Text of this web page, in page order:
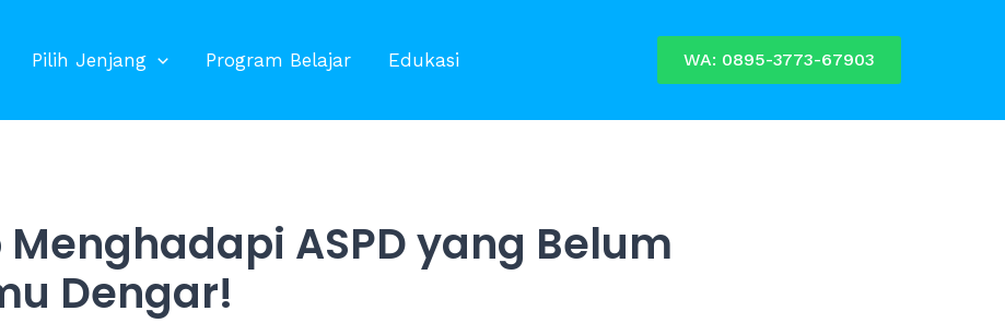
Pilih Jenjang Program Belajar Edukasi WA: 0895-3773-67903
Menghadapi ASPD yang Belum
Dengar!